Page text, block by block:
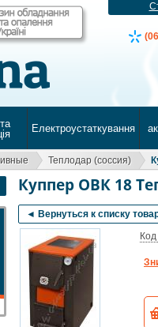
Електроустаткування
Теплодар (соссия)
Куппер ОВК 18
◄ Вернуться к списку